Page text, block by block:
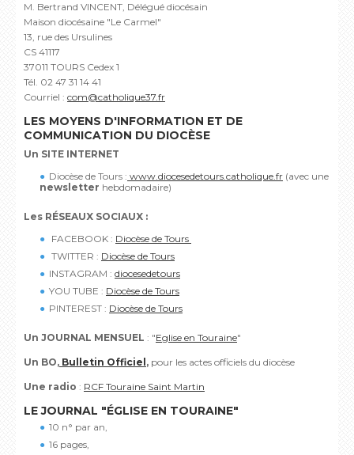
M. Bertrand VINCENT, Délégué diocésain
Maison diocésaine "Le Carmel"
13, rue des Ursulines
CS 41117
37011 TOURS Cedex 1
Tél. 02 47 31 14 41
Courriel : com@catholique37.fr
LES MOYENS D'INFORMATION ET DE
COMMUNICATION DU DIOCÈSE
Un SITE INTERNET
Diocèse de Tours : www.diocesedetours.catholique.fr (avec une
newsletter hebdomadaire)
Les RÉSEAUX SOCIAUX :
FACEBOOK : Diocèse de Tours
TWITTER : Diocèse de Tours
INSTAGRAM : diocesedetours
YOU TUBE : Diocèse de Tours
PINTEREST : Diocèse de Tours
Un JOURNAL MENSUEL : "Eglise en Touraine"
Un BO, Bulletin Officiel , pour les actes officiels du diocèse
Une radio : RCF Touraine Saint Martin
LE JOURNAL "ÉGLISE EN TOURAINE"
10 n° par an,
16 pages,